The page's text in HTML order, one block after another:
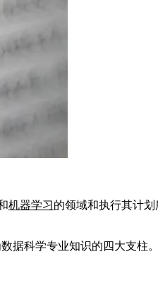
机器学习的领域和执行其计
据科学专业知识的四大支柱